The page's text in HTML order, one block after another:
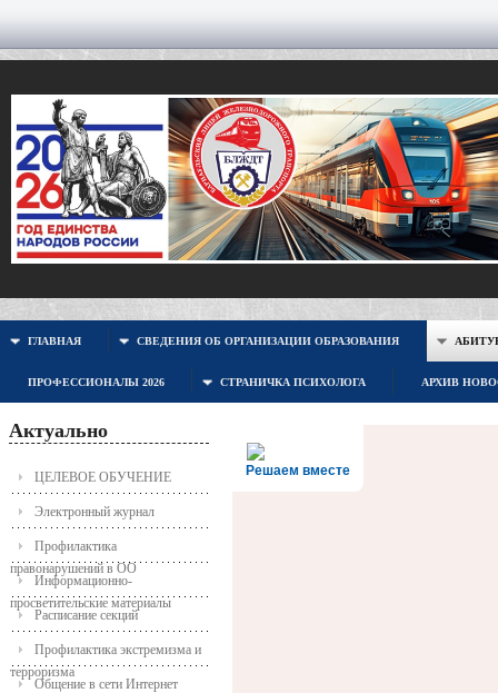
ГЛАВНАЯ СВЕДЕНИЯ ОБ ОРГАНИЗАЦИИ ОБРАЗОВАНИЯ
ПРОФЕССИОНАЛЫ 2026 СТРАНИЧКА ПСИХОЛОГА АРХИВ
Актуально
ЦЕЛЕВОЕ ОБУЧЕНИЕ
Электронный журнал
Профилактика
правонарушений в ОО
Информационно-
просветительские материалы
Расписание секций
Профилактика экстремизма и
терроризма
Общение в сети Интернет
Решаем вместе